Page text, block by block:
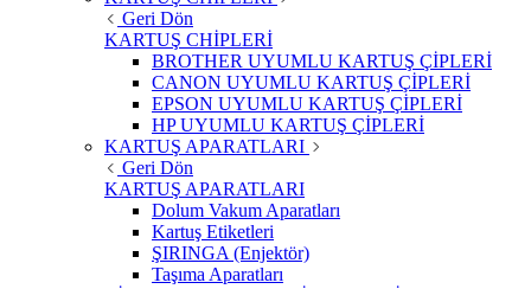
Geri Dön
KARTUŞ CHİPLERİ
BROTHER UYUMLU KARTUŞ ÇİPLERİ
CANON UYUMLU KARTUŞ ÇİPLERİ
EPSON UYUMLU KARTUŞ ÇİPLERİ
HP UYUMLU KARTUŞ ÇİPLERİ
KARTUŞ APARATLARI
Geri Dön
KARTUŞ APARATLARI
Dolum Vakum Aparatları
Kartuş Etiketleri
ŞIRINGA (Enjektör)
Taşıma Aparatları